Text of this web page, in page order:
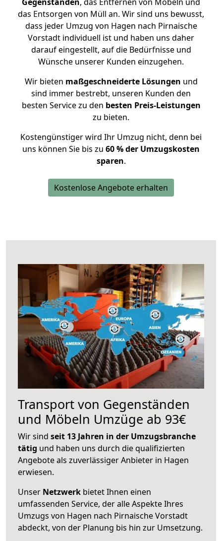
das Entsorgen von Müll an. Wir sind uns bewusst,
dass jeder Umzug von Hagen nach Pirnaische
Vorstadt individuell ist und haben uns daher
darauf eingestellt, auf die Bedürfnisse und
Wünsche unserer Kunden einzugehen.
Wir bieten maßgeschneiderte Lösungen und
sind immer bestrebt, unseren Kunden den
besten Service zu den besten Preis-Leistungen
zu bieten.
Kostengünstiger wird Ihr Umzug nicht, denn bei
uns können Sie bis zu 60 % der Umzugskosten
sparen.
Kostenlose Angebote erhalten
Transport von Gegenständen
und Möbeln Umzüge ab 93€
Wir sind seit 13 Jahren in der Umzugsbranche
tätig und haben uns durch die qualifizierten
Angebote als zuverlässiger Anbieter in Hagen
erwiesen.
Unser Netzwerk bietet Ihnen einen
umfassenden Service, der alle Aspekte Ihres
Umzugs von Hagen nach Pirnaische Vorstadt
abdeckt, von der Planung bis hin zur Umsetzung.